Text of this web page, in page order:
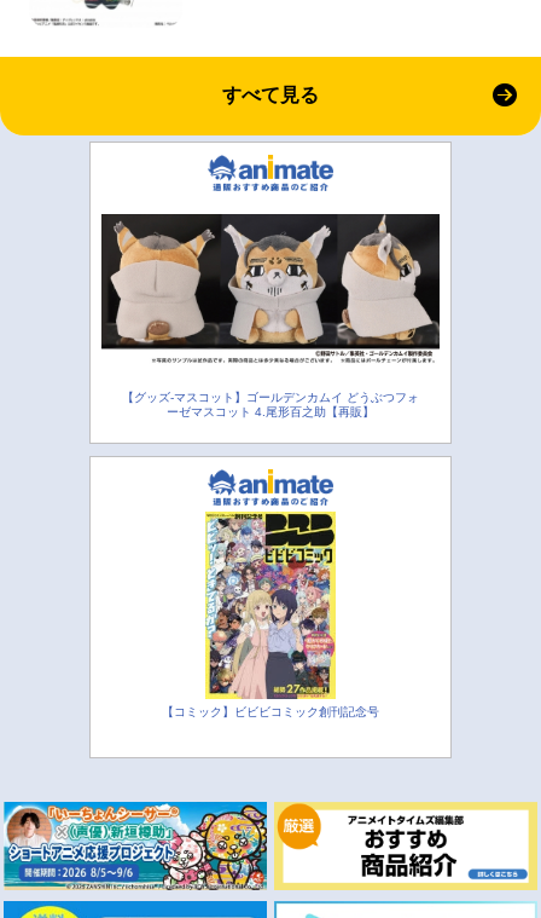
すべて見る
【グッズ-マスコット】ゴールデンカムイ どうぶつフォ
ーゼマスコット 4.尾形百之助【再販】
【コミック】ビビビコミック創刊記念号